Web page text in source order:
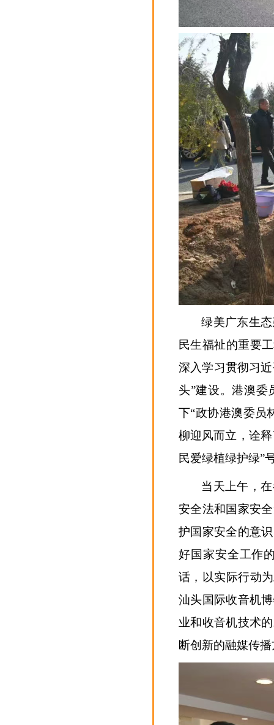
绿美广东生
民生福祉的重要
深入学习贯彻习
头”建设。港澳委
下“政协港澳委员
柳迎风而立，诠
民爱绿植绿护绿”
当天上午，
安全法和国家安
护国家安全的意
好国家安全工作
话，以实际行动
汕头国际收音机
业和收音机技术
断创新的融媒传